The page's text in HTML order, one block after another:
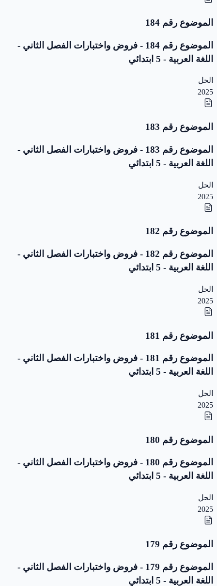
الموضوع رقم 184
الموضوع رقم 184 - فروض واختبارات الفصل الثاني -
اللغة العربية - 5 ابتدائي
الحل
2025
الموضوع رقم 183
الموضوع رقم 183 - فروض واختبارات الفصل الثاني -
اللغة العربية - 5 ابتدائي
الحل
2025
الموضوع رقم 182
الموضوع رقم 182 - فروض واختبارات الفصل الثاني -
اللغة العربية - 5 ابتدائي
الحل
2025
الموضوع رقم 181
الموضوع رقم 181 - فروض واختبارات الفصل الثاني -
اللغة العربية - 5 ابتدائي
الحل
2025
الموضوع رقم 180
الموضوع رقم 180 - فروض واختبارات الفصل الثاني -
اللغة العربية - 5 ابتدائي
الحل
2025
الموضوع رقم 179
الموضوع رقم 179 - فروض واختبارات الفصل الثاني -
اللغة العربية - 5 ابتدائي